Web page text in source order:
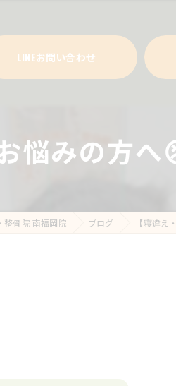
LINEお問い合わせ
悩みの方へ
整骨院 南福岡院 ブログ 【寝違え